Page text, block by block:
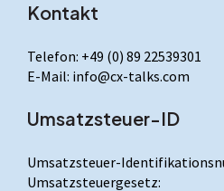
Kontakt
Telefon: +49 (0) 89 22539301
E-Mail: info@cx-talks.com
Umsatzsteuer-ID
Umsatzsteuer-
Umsatzsteuergesetz: